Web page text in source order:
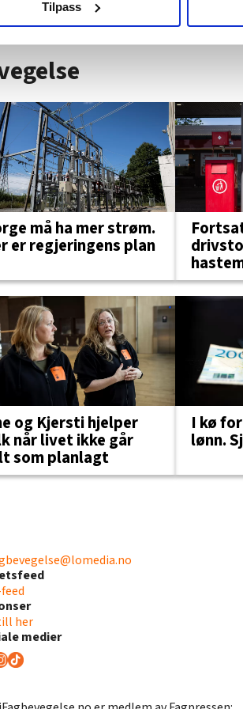
innhold, tilpassede annonser og
Tilpass
må ha mer strøm.
er regjeringens plan
og Kjersti hjelper
når livet ikke går
som planlagt
I kø
lønn.
her
medier